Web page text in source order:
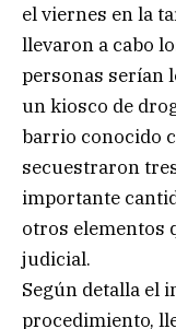
el viernes en la
llevaron a cabo
personas serían
un kiosco de
barrio conocido
secuestraron
importante
otros elementos
judicial.
Según detalla el
procedimiento,